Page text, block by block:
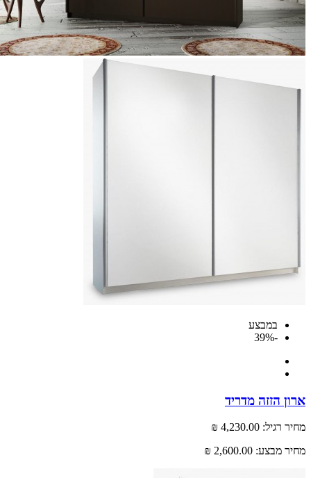
במבצע
הזזה מדריד
רגיל: 4,230.00 ₪
מבצע: 2,600.00 ₪